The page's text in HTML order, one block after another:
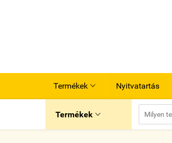
Termékek  Nyitvatartás
Termékek 